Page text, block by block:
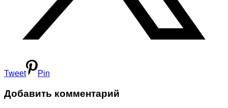
Tweet Pin
Добавить комментарий